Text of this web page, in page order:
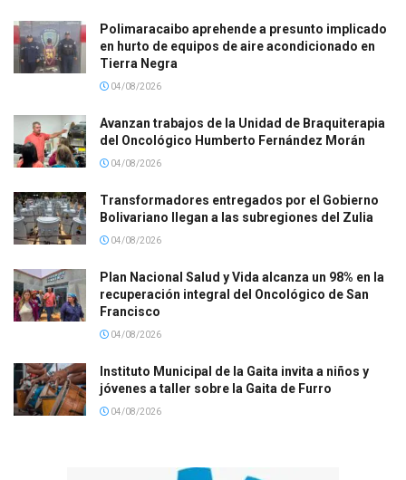
Polimaracaibo aprehende a presunto implicado
en hurto de equipos de aire acondicionado en
Tierra Negra
04/08/2026
Avanzan trabajos de la Unidad de Braquiterapia
del Oncológico Humberto Fernández Morán
04/08/2026
Transformadores entregados por el Gobierno
Bolivariano llegan a las subregiones del Zulia
04/08/2026
Plan Nacional Salud y Vida alcanza un 98% en la
recuperación integral del Oncológico de San
Francisco
04/08/2026
Instituto Municipal de la Gaita invita a niños y
jóvenes a taller sobre la Gaita de Furro
04/08/2026